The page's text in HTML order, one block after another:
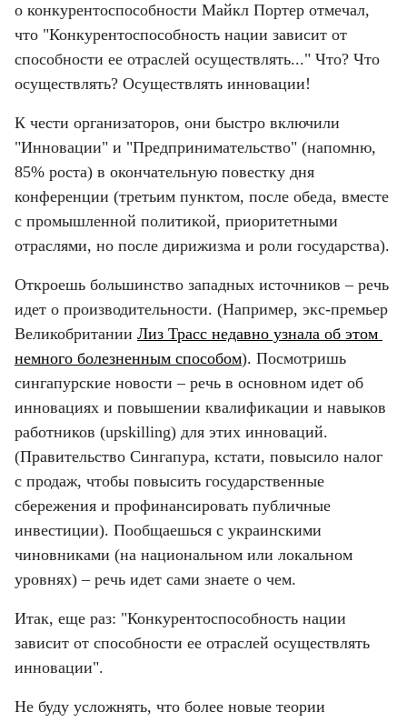
о конкурентоспособности Майкл Портер отмечал,
что "Конкурентоспособность нации зависит от
способности ее отраслей осуществлять..." Что? Что
осуществлять? Осуществлять инновации!
К чести организаторов, они быстро включили
"Инновации" и "Предпринимательство" (напомню,
85% роста) в окончательную повестку дня
конференции (третьим пунктом, после обеда, вместе
с промышленной политикой, приоритетными
отраслями, но после дирижизма и роли государства).
Откроешь большинство западных источников – речь
идет о производительности. (Например, экс-премьер
Великобритании Лиз Трасс недавно узнала об этом
немного болезненным способом). Посмотришь
сингапурские новости – речь в основном идет об
инновациях и повышении квалификации и навыков
работников (upskilling) для этих инноваций.
(Правительство Сингапура, кстати, повысило налог
с продаж, чтобы повысить государственные
сбережения и профинансировать публичные
инвестиции). Пообщаешься с украинскими
чиновниками (на национальном или локальном
уровнях) – речь идет сами знаете о чем.
Итак, еще раз: "Конкурентоспособность нации
зависит от способности ее отраслей осуществлять
инновации".
Не буду усложнять, что более новые теории